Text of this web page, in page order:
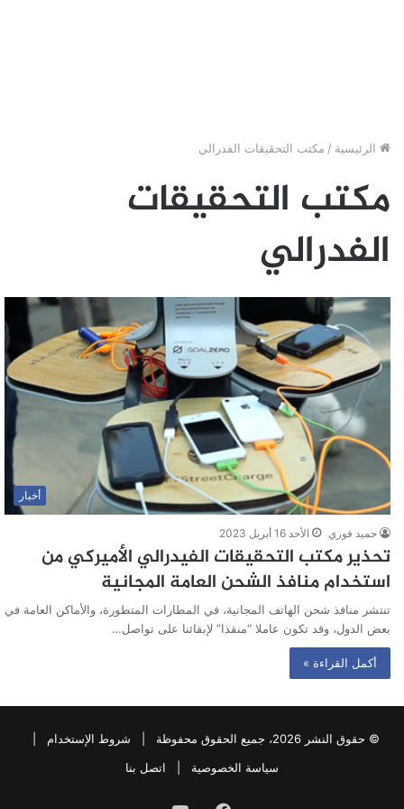
الرئيسية / مكتب التحقيقات الفدرالي
مكتب التحقيقات
الفدرالي
أخبار
حميد فوزي الأحد 16 أبريل 2023
تحذير مكتب التحقيقات الفيدرالي الأميركي من
استخدام منافذ الشحن العامة المجانية
تنتشر منافذ شحن الهاتف المجانية، في المطارات المتطورة، والأماكن العامة في
بعض الدول، وقد تكون عاملا “منقذا” لإبقائنا على تواصل…
أكمل القراءة »
© حقوق النشر 2026، جميع الحقوق محفوظة | شروط الإستخدام
سياسة الخصوصية
اتصل بنا